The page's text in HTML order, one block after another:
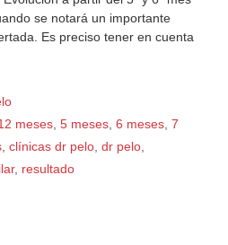
se notará un importante
Es preciso tener en cuenta
meses,5 meses,6 meses,7
, clínicas dr pelo, dr pelo,
, resultado